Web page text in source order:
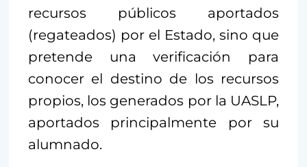
recursos públicos aportados
(regateados) por el Estado, sino que
pretende una verificación para
conocer el destino de los recursos
propios, los generados por la UASLP,
aportados principalmente por su
alumnado.